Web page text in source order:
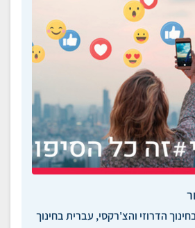
הדרוזי והצ'רקסי, עברית בחינוך